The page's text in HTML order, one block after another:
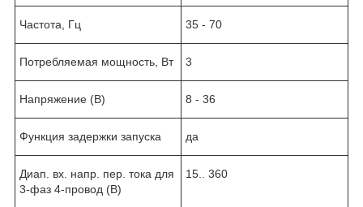
Частота, Гц 35 - 70
Потребляемая мощность, Вт 3
Напряжение (В) 8 - 36
Функция задержки запуска да
Диап. вх. напр. пер. тока для
3-фаз 4-провод (В)
15.. 360